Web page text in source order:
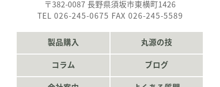
〒382-0087 長野県須坂市東横町1426
TEL 026-245-0675 FAX 026-245-5589
製品購入 丸源の技
コラム ブログ